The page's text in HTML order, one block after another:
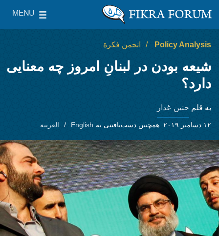
The Washington Institute for Near East Policy
MENU
Main Menu
Policy Analysis انجمن فکرة
شیعه بودن در لبنانِ امروز چه معنایی
دارد؟
به قلم حنین غدار
۱۲ دسامبر ۲۰۱۹ همچنین دست‌یافتنی به English العربية